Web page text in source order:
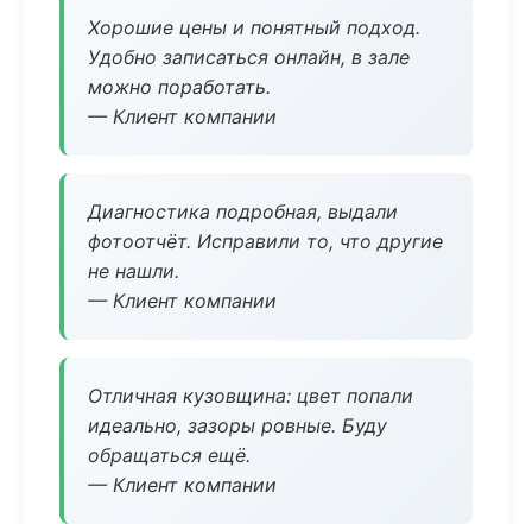
Хорошие цены и понятный подход.
Удобно записаться онлайн, в зале
можно поработать.
— Клиент компании
Диагностика подробная, выдали
фотоотчёт. Исправили то, что другие
не нашли.
— Клиент компании
Отличная кузовщина: цвет попали
идеально, зазоры ровные. Буду
обращаться ещё.
— Клиент компании